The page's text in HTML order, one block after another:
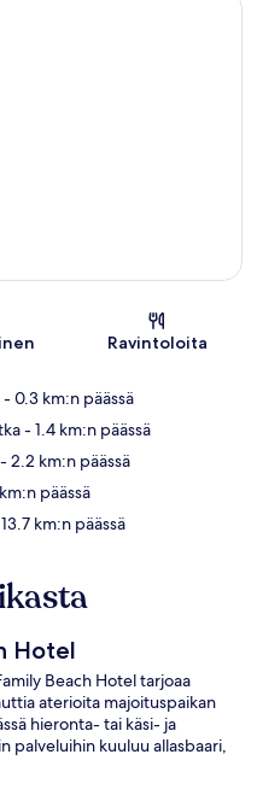
Ravintoloita
- 0.3 km:n päässä
- 1.4 km:n päässä
- 2.2 km:n päässä
päässä
km:n päässä
Hotel
Beach Hotel tarjoaa
aterioita majoituspaikan
hieronta- tai käsi- ja
palveluihin kuuluu allasbaari,